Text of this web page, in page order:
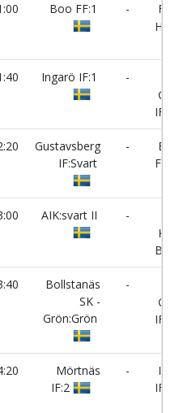
Boo FF:1 -
FC
Ingarö IF:1
-
Gustavsberg
IF:Svart
-
AIK:svart II
-
Bollstanäs
SK -
Grön:Grön
-
Mörtnäs
IF:2
-
IF:1